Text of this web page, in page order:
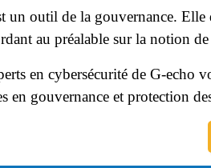
un outil de la gouvernance. Elle
au préalable sur la notion
en cybersécurité de G-echo
en gouvernance et protection